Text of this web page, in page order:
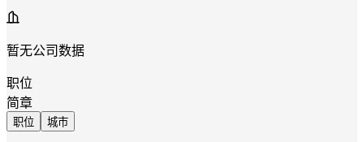
暂无公司数据
职位
简章
职位 城市